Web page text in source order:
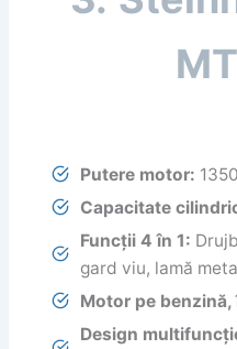
Putere motor:
Capacitate
Funcții 4 în 1:
gard viu, lamă
Motor pe benzină,
Design